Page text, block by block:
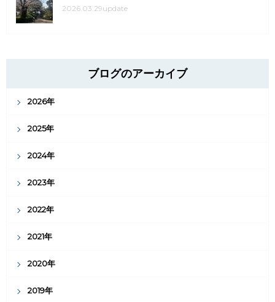
2026.03.29update
ブログのアーカイブ
2026年
2025年
2024年
2023年
2022年
2021年
2020年
2019年